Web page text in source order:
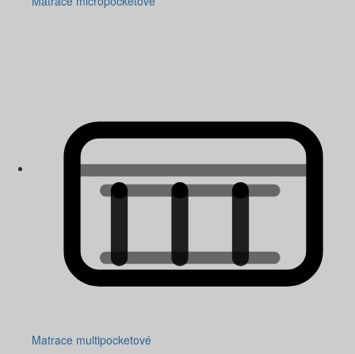
Matrace multipocketové